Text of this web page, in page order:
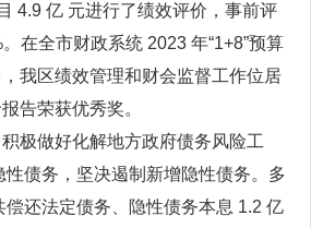
4.9 亿 元进行了绩效评价，事前评
在全市财政系统 2023 年“1+8”预算
我区绩效管理和财会监督工作位居
告荣获优秀奖。
极做好化解地方政府债务风险工
债务，坚决遏制新增隐性债务。多
还法定债务、隐性债务本息 1.2 亿